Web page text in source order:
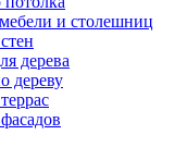
и столешниц
дерева
дереву